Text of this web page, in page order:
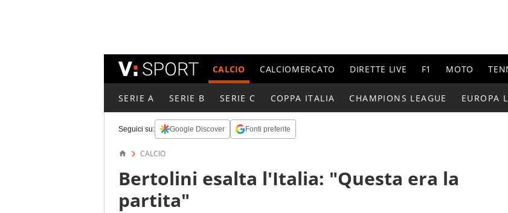
CALCIO CALCIOMERCATO DIRETTE LIVE F1 MOTO
SERIE A SERIE B SERIE C COPPA ITALIA CHAMPIONS LEAGUE EUROPA
Seguici su: Google Discover Fonti preferite
CALCIO
Bertolini esalta l'Italia: "Questa era la
partita"